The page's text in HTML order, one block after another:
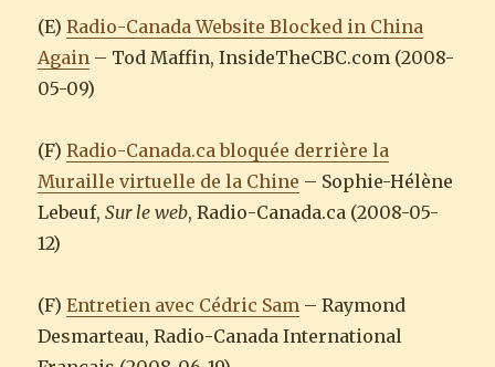
(E)Radio-Canada Website Blocked in China
Again – Tod Maffin, InsideTheCBC.com (2008-
05-09)
(F)Radio-Canada.ca bloquée derrière la
Muraille virtuelle de la Chine – Sophie-Hélène
Lebeuf,Sur le web, Radio-Canada.ca (2008-05-
12)
(F)Entretien avec Cédric Sam – Raymond
Desmarteau, Radio-Canada International